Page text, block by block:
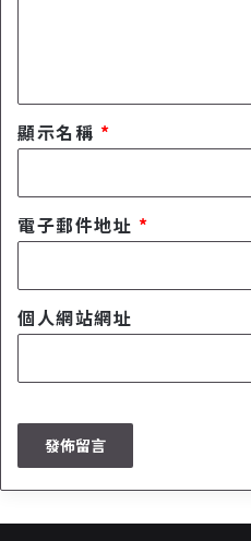
顯示名稱 *
電子郵件地址 *
個人網站網址